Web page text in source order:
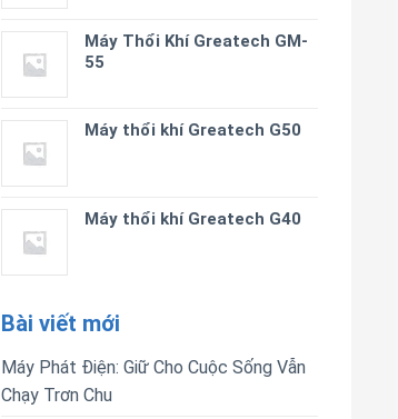
Máy Thổi Khí Greatech GM-
55
Máy thổi khí Greatech G50
Máy thổi khí Greatech G40
Bài viết mới
Máy Phát Điện: Giữ Cho Cuộc Sống Vẫn
Chạy Trơn Chu